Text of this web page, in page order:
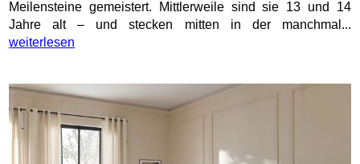
Meilensteine gemeistert. Mittlerweile sind sie 13 und 14
Jahre alt – und stecken mitten in der manchmal...
weiterlesen